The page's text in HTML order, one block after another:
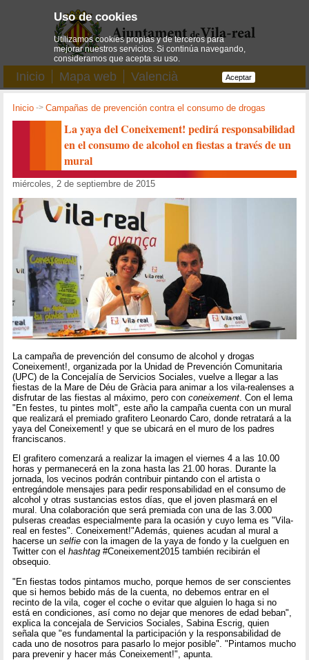
Inicio Mapa web Valencià
Inicio ->Campañas de prevención contra el consumo de drogas
La yaya del Coneixement! pedirá responsabilidad
en el consumo de alcohol en fiestas a través de un
mural
miércoles, 2 de septiembre de 2015
La campaña de prevención del consumo de alcohol y drogas
Coneixement!, organizada por la Unidad de Prevención Comunitaria
(UPC) de la Concejalía de Servicios Sociales, vuelve a llegar a las
fiestas de la Mare de Déu de Gràcia para animar a los vila-realenses a
disfrutar de las fiestas al máximo, pero conconeixement . Con el lema
"En festes, tu pintes molt", este año la campaña cuenta con un mural
que realizará el premiado grafitero Leonardo Caro, donde retratará a la
yaya del Coneixement! y que se ubicará en el muro de los padres
franciscanos.
El grafitero comenzará a realizar la imagen el viernes 4 a las 10.00
horas y permanecerá en la zona hasta las 21.00 horas. Durante la
jornada, los vecinos podrán contribuir pintando con el artista o
entregándole mensajes para pedir responsabilidad en el consumo de
alcohol y otras sustancias estos días, que el joven plasmará en el
mural. Una colaboración que será premiada con una de las 3.000
pulseras creadas especialmente para la ocasión y cuyo lema es "Vila-
real en festes". Coneixement!"Además, quienes acudan al mural a
hacerse unselfiecon la imagen de la yaya de fondo y la cuelguen en
Twitter con elhashtag#Coneixement2015 también recibirán el
obsequio.
"En fiestas todos pintamos mucho, porque hemos de ser conscientes
que si hemos bebido más de la cuenta, no debemos entrar en el
recinto de la vila, coger el coche o evitar que alguien lo haga si no
está en condiciones, así como no dejar que menores de edad beban",
explica la concejala de Servicios Sociales, Sabina Escrig, quien
señala que "es fundamental la participación y la responsabilidad de
cada uno de nosotros para pasarlo lo mejor posible". "Pintamos mucho
para prevenir y hacer más Coneixement!", apunta.
Uso de cookies
Utilizamos cookies propias y de terceros para
mejorar nuestros servicios. Si continúa navegando,
consideramos que acepta su uso.
Aceptar